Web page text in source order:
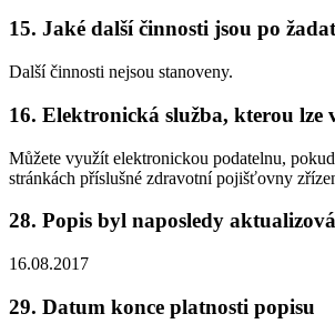
15. Jaké další činnosti jsou po
Další činnosti nejsou stanoveny.
16. Elektronická služba, kterou lze
Můžete využít elektronickou podatelnu,
stránkách příslušné zdravotní pojišťovny
28. Popis byl naposledy
16.08.2017
29. Datum konce platnosti popisu